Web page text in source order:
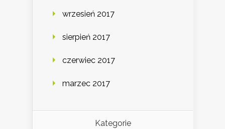
wrzesień 2017
sierpień 2017
czerwiec 2017
marzec 2017
Kategorie